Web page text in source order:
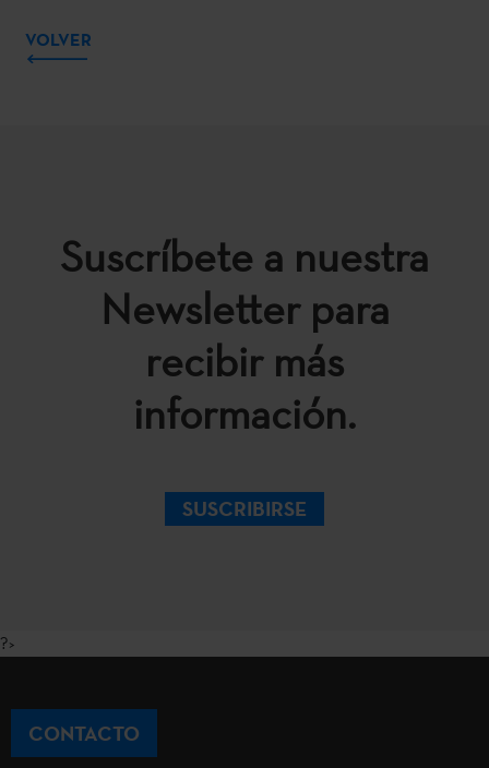
VOLVER
Suscríbete a nuestra
Newsletter para
recibir más
información.
SUSCRIBIRSE
?>
CONTACTO